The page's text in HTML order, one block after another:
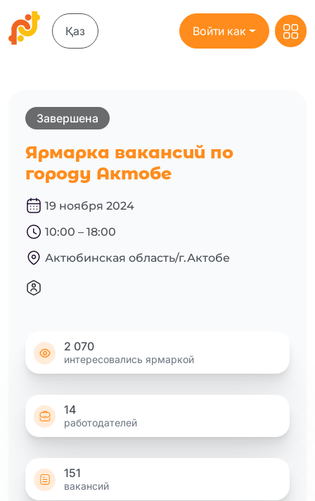
Қаз Войти как
Завершена
Ярмарка вакансий по
городу Актобе
19 ноября 2024
10:00 – 18:00
Актюбинская область/г.Актобе
2 070
интересовались ярмаркой
14
работодателей
151
вакансий